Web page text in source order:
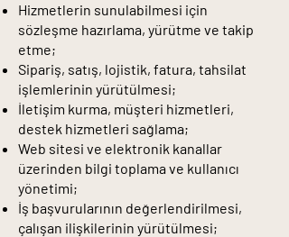
Hizmetlerin sunulabilmesi için
sözleşme hazırlama, yürütme ve takip
etme;
Sipariş, satış, lojistik, fatura, tahsilat
işlemlerinin yürütülmesi;
İletişim kurma, müşteri hizmetleri,
destek hizmetleri sağlama;
Web sitesi ve elektronik kanallar
üzerinden bilgi toplama ve kullanıcı
yönetimi;
İş başvurularının değerlendirilmesi,
çalışan ilişkilerinin yürütülmesi;